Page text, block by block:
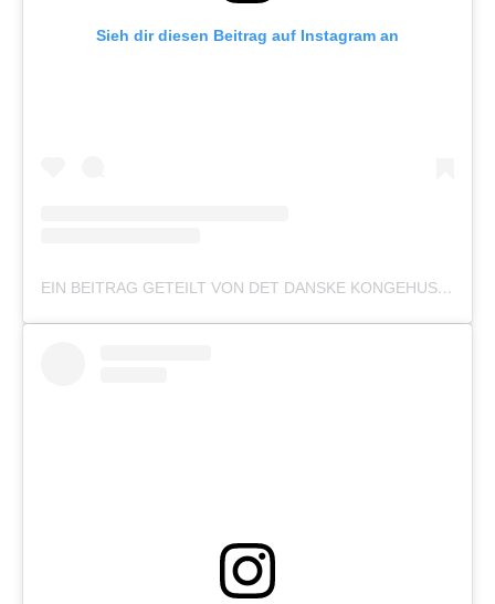
Sieh dir diesen Beitrag auf Instagram an
EIN BEITRAG GETEILT VON DET DANSKE KONGEHUS 🇩🇰 (@DETDANSKEKONGEHUS)